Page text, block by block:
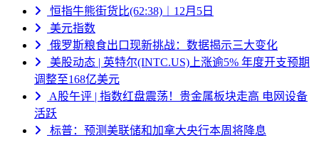
恒指牛熊街货比(62:38)︱12月5日
美元指数
俄罗斯粮食出口现新挑战：数据揭示三大变化
美股动态 | 英特尔(INTC.US)上涨逾5% 年度开支预期
调整至168亿美元
A股午评 | 指数红盘震荡！贵金属板块走高 电网设备
活跃
标普：预测美联储和加拿大央行本周将降息